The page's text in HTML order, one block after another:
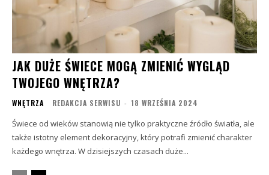
JAK DUŻE ŚWIECE MOGĄ ZMIENIĆ WYGLĄD
TWOJEGO WNĘTRZA?
WNĘTRZA REDAKCJA SERWISU - 18 WRZEŚNIA 2024
Świece od wieków stanowią nie tylko praktyczne źródło światła, ale
także istotny element dekoracyjny, który potrafi zmienić charakter
każdego wnętrza. W dzisiejszych czasach duże...